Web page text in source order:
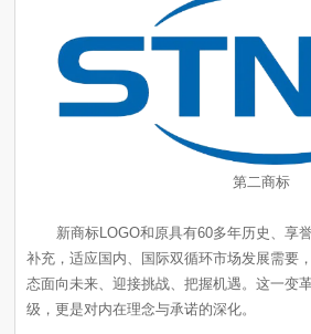
第二商标
级，更是对内在理念与承诺的深化。